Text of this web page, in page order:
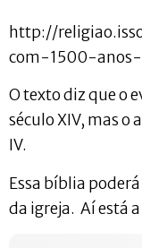
http://
com-1500-
O texto diz que o
século XIV, mas o
IV.
Essa bíblia
da igreja. Aí está